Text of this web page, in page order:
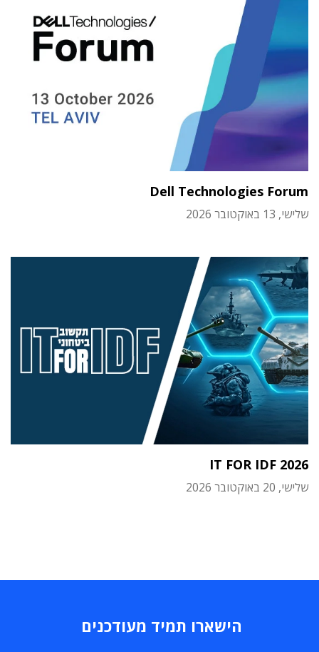
Dell Technologies Forum
שלישי, 13 באוקטובר 2026
IT FOR IDF 2026
שלישי, 20 באוקטובר 2026
הישארו תמיד מעודכנים